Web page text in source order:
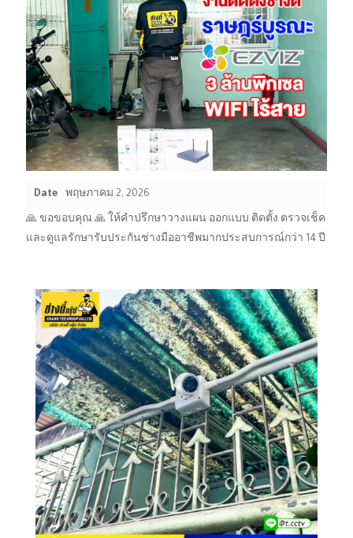
Date พฤษภาคม 2, 2026
🙏 ขอขอบคุณ 🙏 ให้คำปรึกษาวางแผน ออกแบบ ติดตั้ง ตรวจเช็ค
และดูแลรักษารับประกันช่างมืออาชีพมากประสบการณ์กว่า 14 ปี